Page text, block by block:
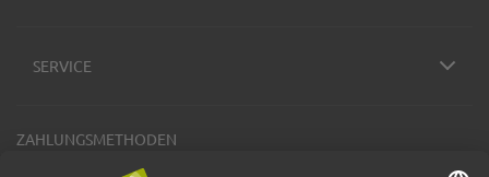
SERVICE
ZAHLUNGSMETHODEN